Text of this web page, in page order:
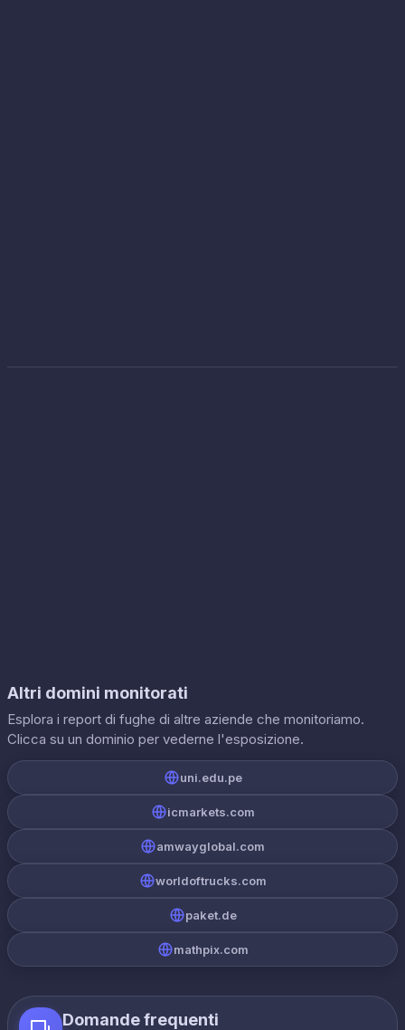
Altri domini monitorati
Esplora i report di fughe di altre aziende che monitoriamo.
Clicca su un dominio per vederne l'esposizione.
uni.edu.pe
icmarkets.com
amwayglobal.com
worldoftrucks.com
paket.de
mathpix.com
Domande frequenti